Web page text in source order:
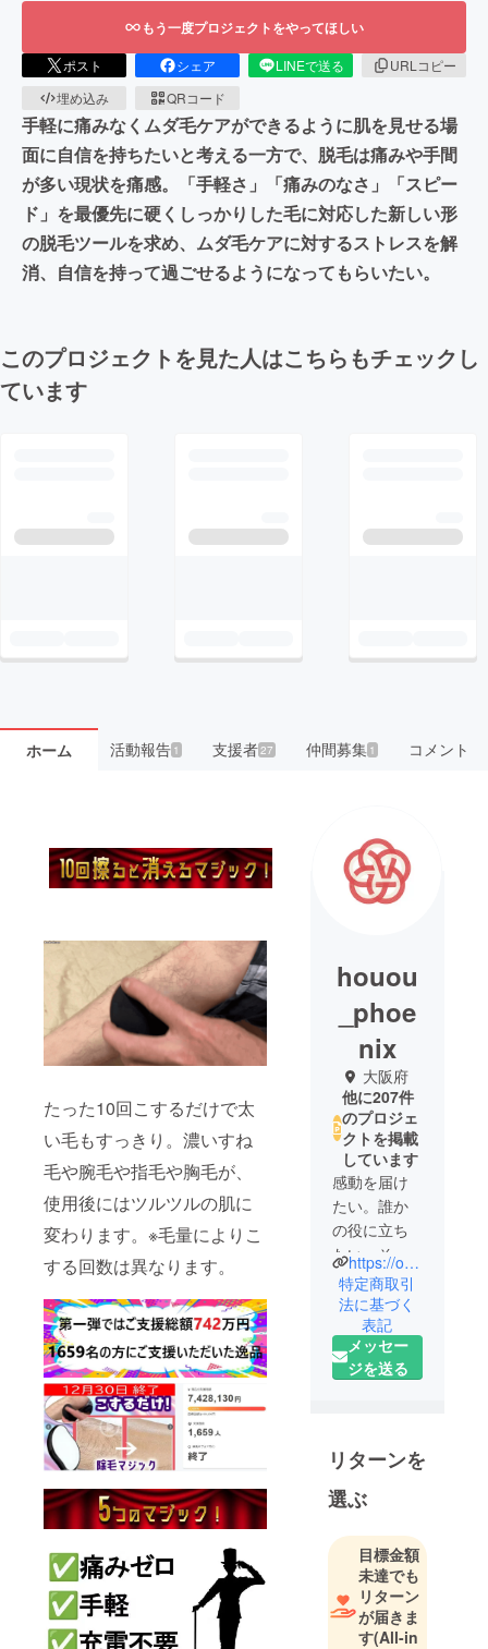
もう一度プロジェクトをやってほしい
ポスト シェア LINEで送る
URLコピー
埋め込み
QRコード
手軽に痛みなくムダ毛ケアができるように肌を見せる場
面に自信を持ちたいと考える一方で、脱毛は痛みや手間
が多い現状を痛感。「手軽さ」「痛みのなさ」「スピー
ド」を最優先に硬くしっかりした毛に対応した新しい形
の脱毛ツールを求め、ムダ毛ケアに対するストレスを解
消、自信を持って過ごせるようになってもらいたい。
このプロジェクトを見た人はこちらもチェックし
ています
ホーム 活動報告1 支援者27 仲間募集 1 コメント
たった10回こするだけで太
い毛もすっきり。濃いすね
毛や腕毛や指毛や胸毛が、
使用後にはツルツルの肌に
変わります。※毛量によりこ
する回数は異なります。
houou
_phoe
nix
大阪府
他に207件
のプロジェ
クトを掲載
しています
感動を届け
たい。誰か
の役に立ち
たい。そし
て、心から
「欲しい」
と思えるも
のだけを。
もと、日々
おもしろく
て役に立つ
画・開発に
挑んでいま
す。
「面白い」
https://our-product.com/fm/31566/zbfGwgws
特定商取引
法に基づく
表記
メッセー
ジを送る
リターンを
選ぶ
目標金額
未達でも
リターン
が届きま
す(All-in